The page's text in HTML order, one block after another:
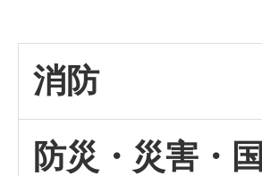
消防
防災・災害・